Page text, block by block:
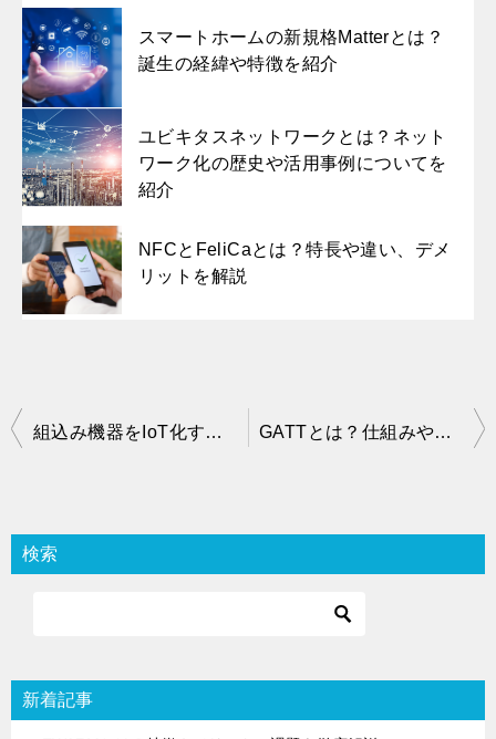
スマートホームの新規格Matterとは？
誕生の経緯や特徴を紹介
ユビキタスネットワークとは？ネット
ワーク化の歴史や活用事例についてを
紹介
NFCとFeliCaとは？特長や違い、デメ
リットを解説
投
ビ
ゲ
ン
組込み機器をIoT化するための勘所とは？既存製品のIoT化事例を紹介（３） GATTとは？仕組みやBLEとの関係性を解説
検索
新着記事